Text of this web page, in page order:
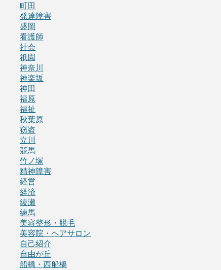
町田
発達障害
盛岡
看護師
社会
祇園
神奈川
神楽坂
神田
福原
福祉
秋葉原
窃盗
立川
競馬
竹ノ塚
精神障害
経営
経済
綾瀬
練馬
美容整形・脱毛
美容院・ヘアサロン
自己紹介
自由が丘
船橋・西船橋